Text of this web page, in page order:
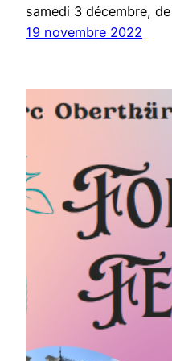
samedi 3 décembre,
19 novembre 2022